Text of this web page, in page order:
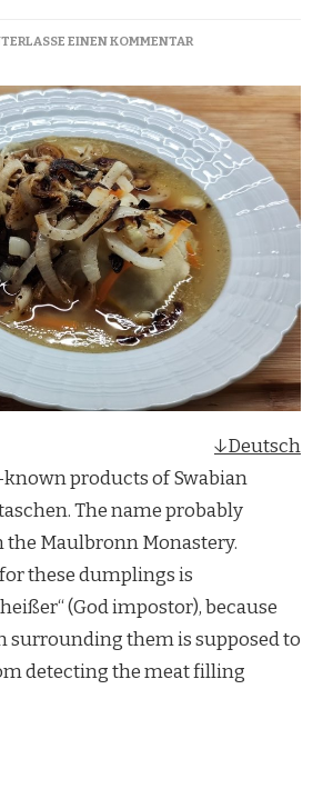
EINEN KOMMENTARZU
RAVIOLI
BROTH
WITH
BRAISED
ONIONS
–
MAULTASCHEN
IN
DER
BRÜHE
MIT
GESCHMÄLZTEN
ZWIEBELN
↓Deutsch
known products of Swabian
The name probably
Maulbronn Monastery.
these dumplings is
(God impostor), because
surrounding them is supposed to
detecting the meat filling